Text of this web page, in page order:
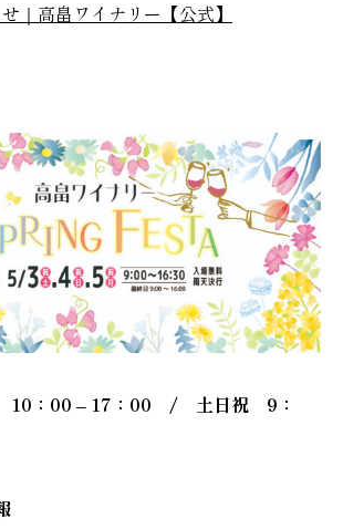
｜高畠ワイナリー【公式】
10：00 – 17：00 / 土日祝 9：